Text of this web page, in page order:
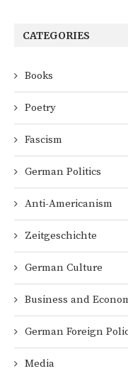
CATEGORIES
Books
Poetry
Fascism
German Politics
Anti-Americanism
Zeitgeschichte
German Culture
Business and
German Foreign
Media